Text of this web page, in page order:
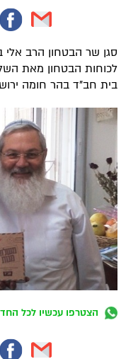
סגן שר הבטחון הרב
לכוחות הבטחון מאת
בית חב"ד בהר חומה
הצטרפו עכשיו לכל